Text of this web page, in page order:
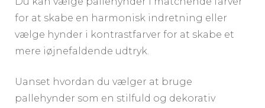
for at skabe en harmonisk indretning eller
vælge hynder i kontrastfarver for at skabe et
mere iøjnefaldende udtryk.
Uanset hvordan du vælger at bruge
pallehynder som en stilfuld og dekorativ